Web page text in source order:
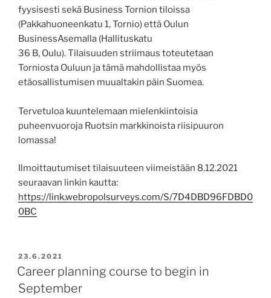
fyysisesti sekä Business Tornion tiloissa
(Pakkahuoneenkatu 1, Tornio) että Oulun
BusinessAsemalla (Hallituskatu
36 B, Oulu). Tilaisuuden striimaus toteutetaan
Torniosta Ouluun ja tämä mahdollistaa myös
etäosallistumisen muualtakin päin Suomea.
Tervetuloa kuuntelemaan mielenkiintoisia
puheenvuoroja Ruotsin markkinoista riisipuuron
lomassa!
Ilmoittautumiset tilaisuuteen viimeistään 8.12.2021
seuraavan linkin kautta:
https://link.webropolsurveys.com/S/7D4DBD96FDBD0
0BC
POSTED
ON
23.6.2021
Career planning course to begin in
September